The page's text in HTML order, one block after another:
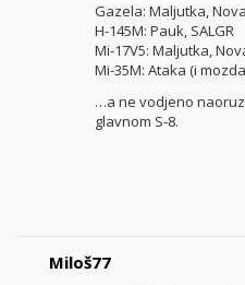
Gazela: Maljutka,
H-145M: Pauk, SALGR
Mi-17V5: Maljutka,
Mi-35M: Ataka (i
…a ne vodjeno
glavnom S-8.
Miloš77